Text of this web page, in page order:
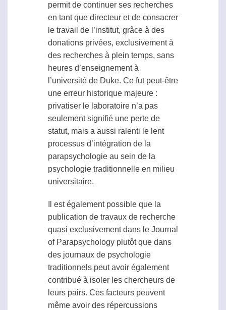
permit de continuer ses recherches
en tant que directeur et de consacrer
le travail de l’institut, grâce à des
donations privées, exclusivement à
des recherches à plein temps, sans
heures d’enseignement à
l’université de Duke. Ce fut peut-être
une erreur historique majeure :
privatiser le laboratoire n’a pas
seulement signifié une perte de
statut, mais a aussi ralenti le lent
processus d’intégration de la
parapsychologie au sein de la
psychologie traditionnelle en milieu
universitaire.
Il est également possible que la
publication de travaux de recherche
quasi exclusivement dans le Journal
of Parapsychology plutôt que dans
des journaux de psychologie
traditionnels peut avoir également
contribué à isoler les chercheurs de
leurs pairs. Ces facteurs peuvent
même avoir des répercussions